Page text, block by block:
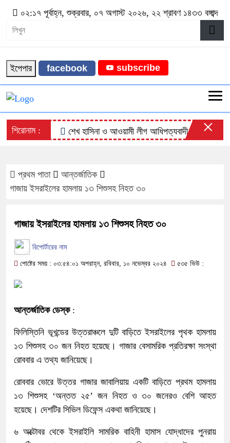
০২:১৭ পূর্বাহ্ন, শুক্রবার, ০৭ অগাস্ট ২০২৬, ২২ শ্রাবণ ১৪৩৩ বঙ্গাব্দ
ইপেপার facebook subscribe
শিরোনাম : শেখ হাসিনা ও আওয়ামী লীগ আধিপত্যবাদী শক্তির হাতের
×
প্রথম পাতা
আন্তর্জাতিক
গাজায় ইসরাইলের হামলায় ১৩ শিশুসহ নিহত ৩০
গাজায় ইসরাইলের হামলায় ১৩ শিশুসহ নিহত ৩০
রিপোর্টারের নাম
পোষ্টের সময় : ০৩:৫৪:০১ অপরাহ্ন, রবিবার, ১০ নভেম্বর ২০২৪ ৫৩৫ ভিউ :
আন্তর্জাতিক ডেস্ক:
ফিলিস্তিনি ভূখন্ডের উত্তরাঞ্চলে দুটি বাড়িতে ইসরাইলের পৃথক হামলায়
১৩ শিশুসহ ৩০ জন নিহত হয়েছে। গাজার বেসামরিক প্রতিরক্ষা সংস্থা
রোববার এ তথ্য জানিয়েছে।
রোববার ভোরে উত্তর গাজার জাবালিয়ায় একটি বাড়িতে প্রথম হামলায়
১৩ শিশুসহ ‘অন্তত ২৫’ জন নিহত ও ৩০ জনেরও বেশি আহত
হয়েছে। দেশটির সিভিল ডিফেন্স একথা জানিয়েছে।
৬ অক্টোবর থেকে ইসরাইলি সামরিক বাহিনী হামাস যোদ্ধাদের পুনরায়